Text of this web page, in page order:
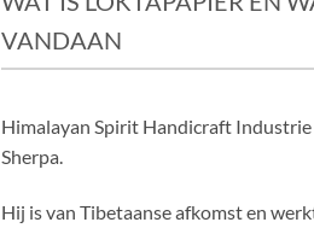
VANDAAN
Himalayan Spirit Handicraft
Sherpa.
Hij is van Tibetaanse afkomst en